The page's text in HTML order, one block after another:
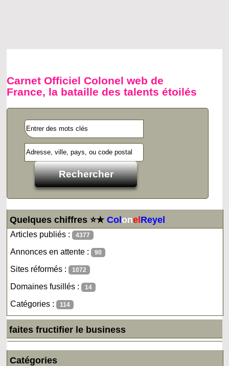
Carnet Officiel Colonel web de
France, la bataille des talents étoilés
Quelques chiffres ⭐★ColonelReyel
Articles publiés : 4377
Annonces en attente : 90
Sites réformés : 1072
Domaines fusillés : 14
Catégories : 114
faites fructifier le business
Catégories